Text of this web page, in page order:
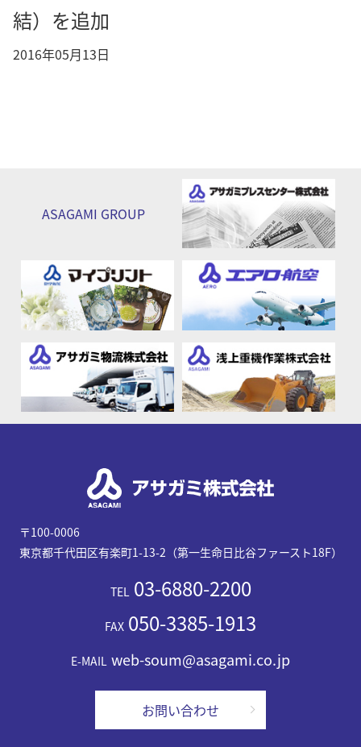
結）を追加
2016年05月13日
ASAGAMI GROUP
〒100-0006
東京都千代田区有楽町1-13-2（第一生命日比谷ファースト18F）
TEL 03-6880-2200
FAX 050-3385-1913
E-MAIL web-soum@asagami.co.jp
お問い合わせ